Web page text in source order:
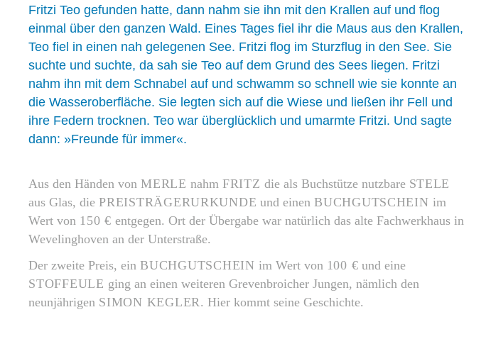
Fritzi Teo gefunden hatte, dann nahm sie ihn mit den Krallen auf und flog
einmal über den ganzen Wald. Eines Tages fiel ihr die Maus aus den Krallen,
Teo fiel in einen nah gelegenen See. Fritzi flog im Sturzflug in den See. Sie
suchte und suchte, da sah sie Teo auf dem Grund des Sees liegen. Fritzi
nahm ihn mit dem Schnabel auf und schwamm so schnell wie sie konnte an
die Wasseroberfläche. Sie legten sich auf die Wiese und ließen ihr Fell und
ihre Federn trocknen. Teo war überglücklich und umarmte Fritzi. Und sagte
dann: »Freunde für immer«.
Aus den Händen vonMERLE nahm FRITZ die als Buchstütze nutzbare STELE
aus Glas, diePREISTRÄGERURKUNDE und einenBUCHGUTSCHEIN im
Wert von 150 € entgegen. Ort der Übergabe war natürlich das alte Fachwerkhaus in
Wevelinghoven an der Unterstraße.
Der zweite Preis, einBUCHGUTSCHEIN im Wert von 100 € und eine
STOFFEULE ging an einen weiteren Grevenbroicher Jungen, nämlich den
neunjährigen SIMON KEGLER . Hier kommt seine Geschichte.